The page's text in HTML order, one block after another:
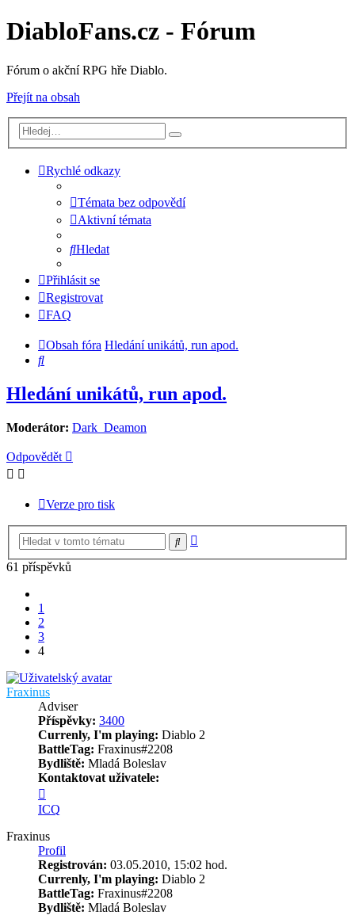
DiabloFans.cz - Fórum
Fórum o akční RPG hře Diablo.
Přejít na obsah
Rychlé odkazy
Témata bez odpovědí
Aktivní témata
Hledat
Přihlásit se
Registrovat
FAQ
Obsah fóra Hledání unikátů, run apod.
Hledat
Hledání unikátů, run apod.
Moderátor: Dark_Deamon
Odpovědět
Verze pro tisk
Hledat
61 příspěvků
1
2
3
4
Fraxinus
Adviser
Příspěvky: 3400
Currenly, I'm playing: Diablo 2
BattleTag: Fraxinus#2208
Bydliště: Mladá Boleslav
Kontaktovat uživatele:
uživatele
Fraxinus
ICQ
Fraxinus
Profil
Registrován: 03.05.2010, 15:02 hod.
Currenly, I'm playing: Diablo 2
BattleTag: Fraxinus#2208
Bydliště: Mladá Boleslav